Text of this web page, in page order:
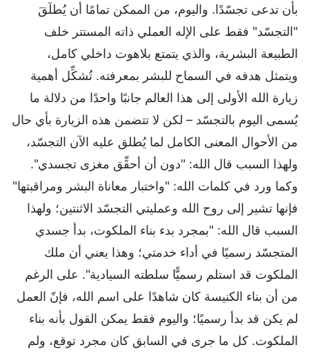
بأن تدعى تجسّدًا. واليوم، من الممكن تمامًا أن يُطلَقَ
"التجسّد" فقط على الإله العملي ذاته المستتر خلف
الطبيعة البشرية، والذي يتمتع بلاهوت داخلي كامل،
ويتمثل هدفه في السماح للبشر بمعرفته. تُشكِّل أهمية
زيارة الله الأولى إلى هذا العالم جانبًا واحدًا من دلالة ما
يُسمى اليوم بالتجسّد – لكن لا تتضمن هذه الزيارة بأي حال
من الأحوال المعنى الكامل لما يُطلق عليه الآن التجسّد،
ولهذا السبب قال الله: "دون أن أحقِّق مغزى تجسدي".
وكما ورد في كلمات الله: "واختبار معاناة البشر ومراقبتها"
فإنها تشير إلى روح الله وعمليتي التجسّد الاثنتين؛ ولهذا
السبب قال الله: "بمجرد بدء بناء الملكوت، بدأ جسدي
المتجسّد رسميًا في أداء خدمتي؛ وهذا يعني أن ملك
الملكوت قد استلم رسميًّا سلطته السيادية". على الرغم
من أن بناء الكنيسة كان شاهدًا على اسم الله، فإنّ العمل
لم يكن قد بدأ رسميًا؛ واليوم فقط يمكن القول بأنه بناء
الملكوت. كل ما جرى في السابق كان مجرد توقع، ولم